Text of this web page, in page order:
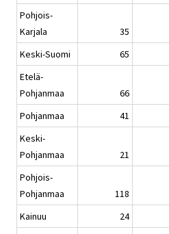
Pohjois-
Karjala
35
Keski-Suomi
65
Etelä-
Pohjanmaa
66
Pohjanmaa
41
Keski-
Pohjanmaa
21
Pohjois-
Pohjanmaa
118
Kainuu
24